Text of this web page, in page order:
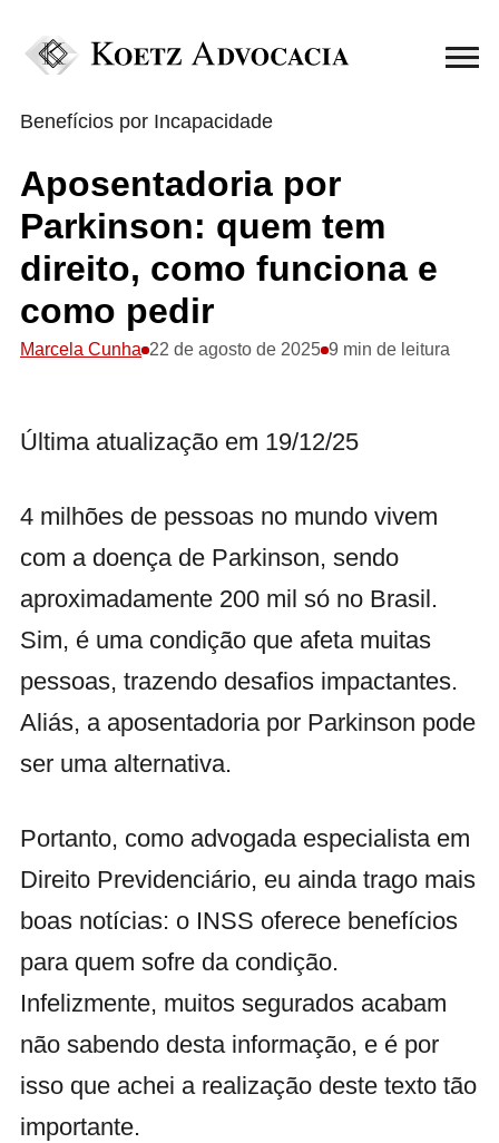
Benefícios por Incapacidade
Aposentadoria por
Parkinson: quem tem
direito, como funciona e
como pedir
Marcela Cunha 22 de agosto de 2025 9 min de leitura
Última atualização em 19/12/25
4 milhões de pessoas no mundo vivem
com a doença de Parkinson, sendo
aproximadamente 200 mil só no Brasil.
Sim, é uma condição que afeta muitas
pessoas, trazendo desafios impactantes.
Aliás, a aposentadoria por Parkinson pode
ser uma alternativa.
Portanto, como advogada especialista em
Direito Previdenciário, eu ainda trago mais
boas notícias: o INSS oferece benefícios
para quem sofre da condição.
Infelizmente, muitos segurados acabam
não sabendo desta informação, e é por
isso que achei a realização deste texto tão
importante.